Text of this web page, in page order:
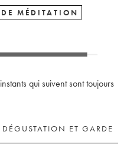
MÉDITATION
qui suivent sont toujours
DÉGUSTATION ET GARDE